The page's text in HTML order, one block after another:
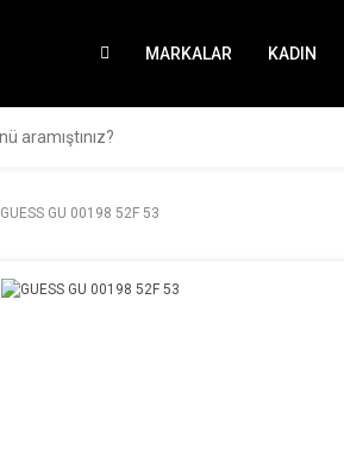
MARKALAR KADIN
GUESS GU 00198 52F 53